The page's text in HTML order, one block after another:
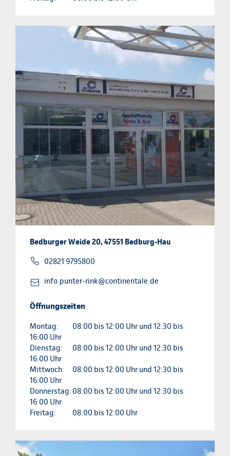
Bedburger Weide 20, 47551 Bedburg-Hau
02821 9795800
info.punter-rink@continentale.de
Öffnungszeiten
Montag:
08:00 bis 12:00 Uhr und 12:30 bis
16:00 Uhr
Dienstag:
08:00 bis 12:00 Uhr und 12:30 bis
16:00 Uhr
Mittwoch:
08:00 bis 12:00 Uhr und 12:30 bis
16:00 Uhr
Donnerstag: 08:00 bis 12:00 Uhr und 12:30 bis
16:00 Uhr
Freitag:
08:00 bis 12:00 Uhr